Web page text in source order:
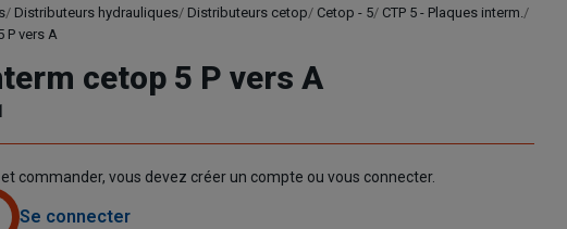
Distributeurs hydrauliques Distributeurs cetop Cetop - 5 CTP 5 - Plaques interm.
P vers A
cetop 5 P vers A
commander, vous devez créer un compte ou vous connecter.
Se connecter